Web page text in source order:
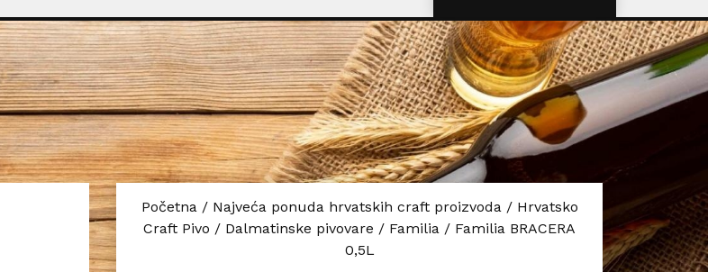
Početna/ Najveća ponuda hrvatskih craft proizvoda/ Hrvatsko
Craft Pivo / Dalmatinske pivovare / Familia / Familia BRACERA
0,5L